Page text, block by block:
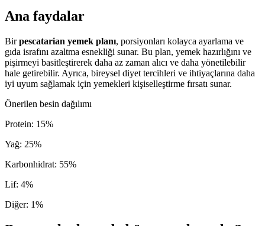
Ana faydalar
Birpescatarian yemek planı, porsiyonları kolayca ayarlama ve
gıda israfını azaltma esnekliği sunar. Bu plan, yemek hazırlığını ve
pişirmeyi basitleştirerek daha az zaman alıcı ve daha yönetilebilir
hale getirebilir. Ayrıca, bireysel diyet tercihleri ve ihtiyaçlarına daha
iyi uyum sağlamak için yemekleri kişiselleştirme fırsatı sunar.
Önerilen besin dağılımı
Protein: 15%
Yağ: 25%
Karbonhidrat: 55%
Lif: 4%
Diğer: 1%